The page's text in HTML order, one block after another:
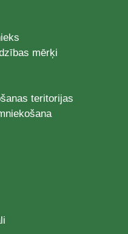
mērķi
teritorijas